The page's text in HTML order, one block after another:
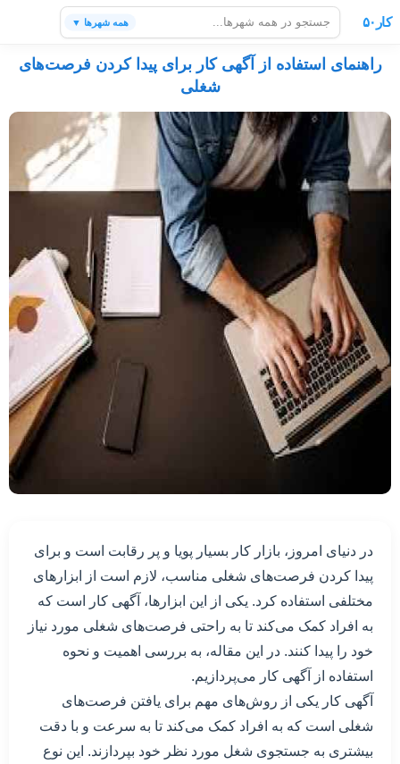
کار۵۰ همه شهرها ▼
راهنمای استفاده از آگهی کار برای پیدا کردن فرصت‌های
شغلی
در دنیای امروز، بازار کار بسیار پویا و پر رقابت است و برای
پیدا کردن فرصت‌های شغلی مناسب، لازم است از ابزار‌های
مختلفی استفاده کرد. یکی از این ابزار‌ها، آگهی کار است که
به افراد کمک می‌کند تا به راحتی فرصت‌های شغلی مورد نیاز
خود را پیدا کنند. در این مقاله، به بررسی اهمیت و نحوه
استفاده از آگهی کار می‌پردازیم.
آگهی کار یکی از روش‌های مهم برای یافتن فرصت‌های
شغلی است که به افراد کمک می‌کند تا به سرعت و با دقت
بیشتری به جستجوی شغل مورد نظر خود بپردازند. این نوع